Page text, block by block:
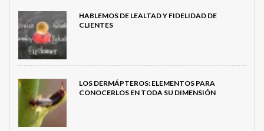
HABLEMOS DE LEALTAD Y FIDELIDAD DE
CLIENTES
LOS DERMÁPTEROS: ELEMENTOS PARA
CONOCERLOS EN TODA SU DIMENSIÓN